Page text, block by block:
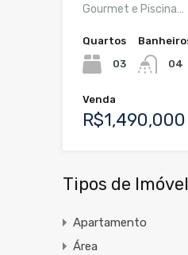
Gourmet e Piscina…
Quartos
03
04
Venda
R$1,490,000
Tipos de Imóvel
Apartamento
Área